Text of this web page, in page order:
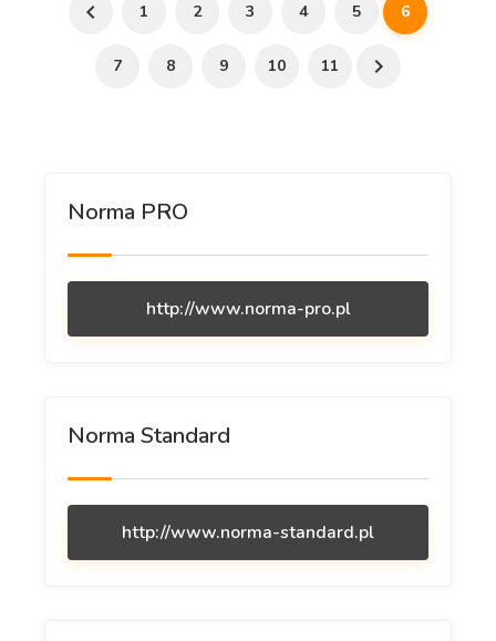
1 2 3 4 5 6
7 8 9 10 11
Norma PRO
http://www.norma-pro.pl
Norma Standard
http://www.norma-standard.pl